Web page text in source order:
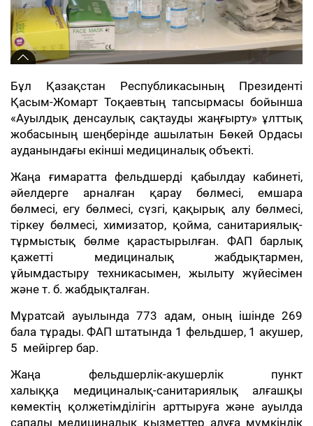
Бұл Қазақстан Республикасының Президенті
Қасым-Жомарт Тоқаевтың тапсырмасы бойынша
«Ауылдық денсаулық сақтауды жаңғырту» ұлттық
жобасының шеңберінде ашылатын Бөкей Ордасы
ауданындағы екінші медициналық объекті.
Жаңа ғимаратта фельдшерді қабылдау кабинеті,
әйелдерге арналған қарау бөлмесі, емшара
бөлмесі, егу бөлмесі, сүзгі, қақырық алу бөлмесі,
тіркеу бөлмесі, химизатор, қойма, санитариялық-
тұрмыстық бөлме қарастырылған. ФАП барлық
қажетті медициналық жабдықтармен,
ұйымдастыру техникасымен, жылыту жүйесімен
және т. б. жабдықталған.
Мұратсай ауылында 773 адам, оның ішінде 269
бала тұрады. ФАП штатында 1 фельдшер, 1 акушер,
5 мейіргер бар.
Жаңа фельдшерлік-акушерлік пункт
халыққа медициналық-санитариялық алғашқы
көмектің қолжетімділігін арттыруға және ауылда
сапалы медициналық қызметтер алуға мүмкіндік